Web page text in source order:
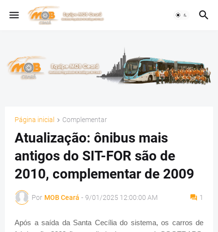
Página inicial Complementar
Atualização: ônibus mais
antigos do SIT-FOR são de
2010, complementar de 2009
Por MOB Ceará - 9/01/2025 12:00:00 AM 1
Após a saída da Santa Cecília do sistema, os carros de